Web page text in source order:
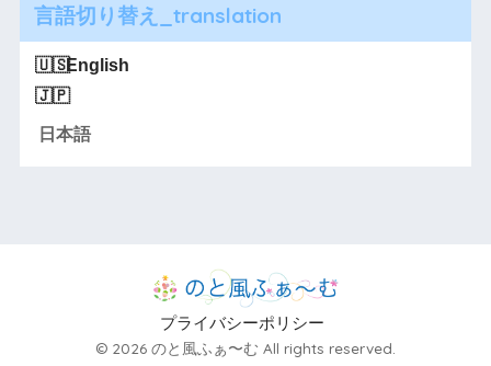
言語切り替え_translation
English
日本語
プライバシーポリシー
© 2026 のと風ふぁ〜む All rights reserved.